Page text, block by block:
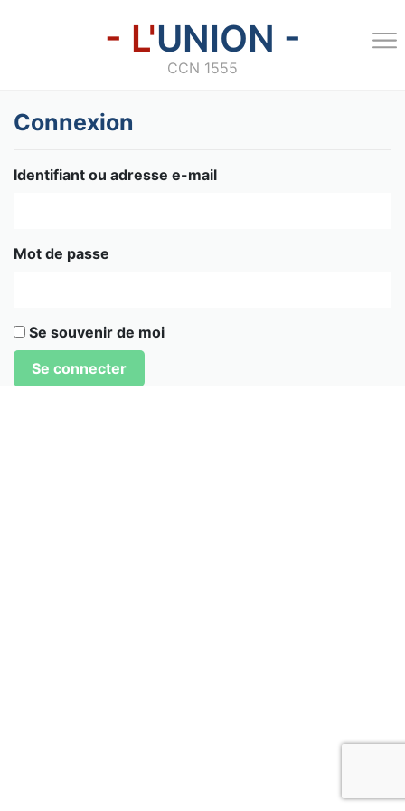
- L'UNION -
CCN 1555
Connexion
Identifiant ou adresse e-mail
Mot de passe
Se souvenir de moi